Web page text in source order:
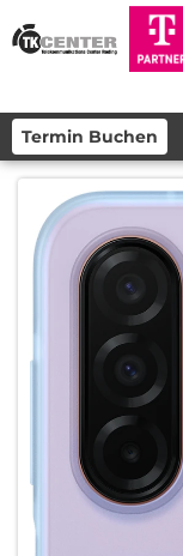
Termin Buchen